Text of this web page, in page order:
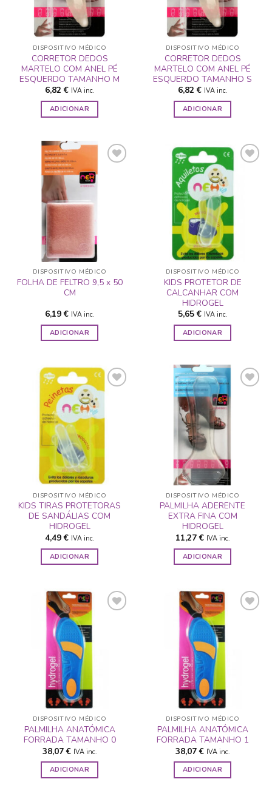
DISPOSITIVO MÉDICO
CORRETOR DEDOS
MARTELO COM ANEL PÉ
ESQUERDO TAMANHO M
6,82€ IVA inc.
ADICIONAR
DISPOSITIVO MÉDICO
CORRETOR DEDOS
MARTELO COM ANEL PÉ
ESQUERDO TAMANHO S
6,82€ IVA inc.
ADICIONAR
A LISTA DE
DISPOSITIVO MÉDICO
FOLHA DE FELTRO 9,5 x 50
CM
6,19€ IVA inc.
ADICIONAR
ADICIONAR
A LISTA DE
DESEJOS
DISPOSITIVO MÉDICO
KIDS PROTETOR DE
CALCANHAR COM
HIDROGEL
5,65€ IVA inc.
ADICIONAR
ADICIONAR
A LISTA DE
DESEJOS
DISPOSITIVO MÉDICO
KIDS TIRAS PROTETORAS
DE SANDÁLIAS COM
HIDROGEL
4,49€ IVA inc.
ADICIONAR
ADICIONAR
A LISTA DE
DISPOSITIVO MÉDICO
PALMILHA ADERENTE
EXTRA FINA COM
HIDROGEL
11,27€ IVA inc.
ADICIONAR
ADICIONAR
A LISTA DE
DESEJOS
DISPOSITIVO MÉDICO
PALMILHA ANATÓMICA
FORRADA TAMANHO 0
38,07€ IVA inc.
ADICIONAR
ADICIONAR
A LISTA DE
DESEJOS
DISPOSITIVO MÉDICO
PALMILHA ANATÓMICA
FORRADA TAMANHO 1
38,07€ IVA inc.
ADICIONAR